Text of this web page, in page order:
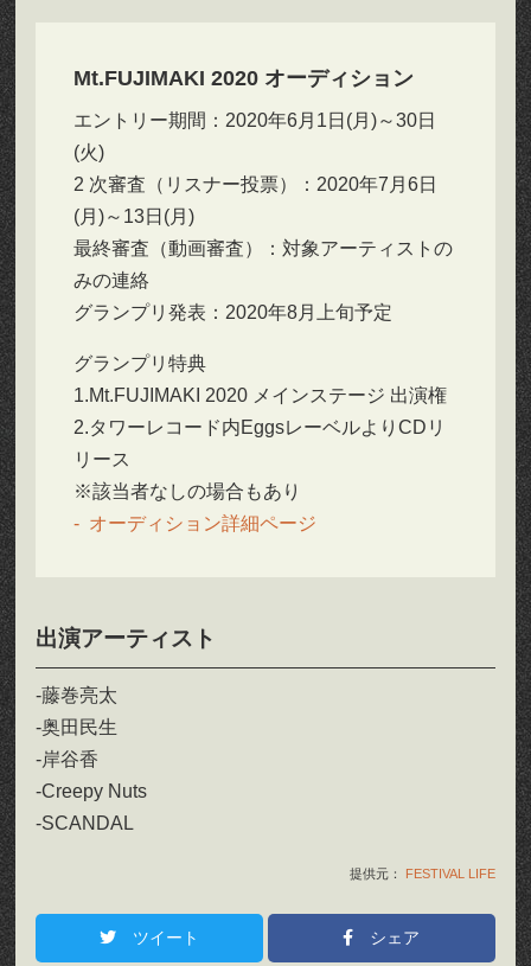
Mt.FUJIMAKI 2020 オーディション
エントリー期間：2020年6月1日(月)～30日
(火)
2 次審査（リスナー投票）：2020年7月6日
(月)～13日(月)
最終審査（動画審査）：対象アーティストの
みの連絡
グランプリ発表：2020年8月上旬予定
グランプリ特典
1.Mt.FUJIMAKI 2020 メインステージ 出演権
2.タワーレコード内EggsレーベルよりCDリ
リース
※該当者なしの場合もあり
オーディション詳細ページ
出演アーティスト
-藤巻亮太
-奥田民生
-岸谷香
-Creepy Nuts
-SCANDAL
提供元： FESTIVAL LIFE
ツイート シェア